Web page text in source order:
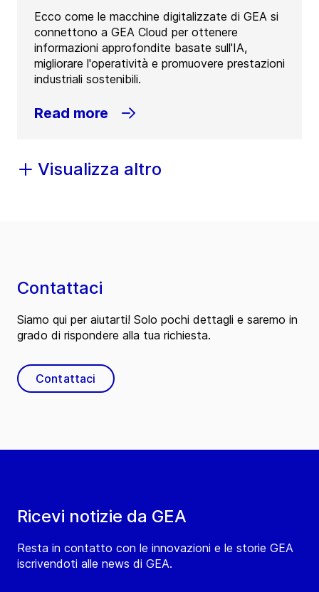
Ecco come le macchine digitalizzate di GEA si
connettono a GEA Cloud per ottenere
informazioni approfondite basate sull'IA,
migliorare l'operatività e promuovere prestazioni
industriali sostenibili.
Read more
Visualizza altro
Ricevi notizie da GEA
Resta in contatto con le innovazioni e le storie GEA
iscrivendoti alle news di GEA.
Contattaci
Siamo qui per aiutarti! Solo pochi dettagli e saremo in
grado di rispondere alla tua richiesta.
Contattaci